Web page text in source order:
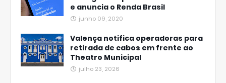
e anuncia o Renda Brasil
junho 09, 2020
Valença notifica operadoras para
retirada de cabos em frente ao
Theatro Municipal
julho 23, 2026